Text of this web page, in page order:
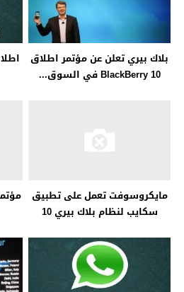
بلاك بيري تعلن عن مؤتمر اطلاق
BlackBerry 10 في السوق...
مايكروسوفت تعمل على تطبيق
سكايب لنظام بلاك بيري 10